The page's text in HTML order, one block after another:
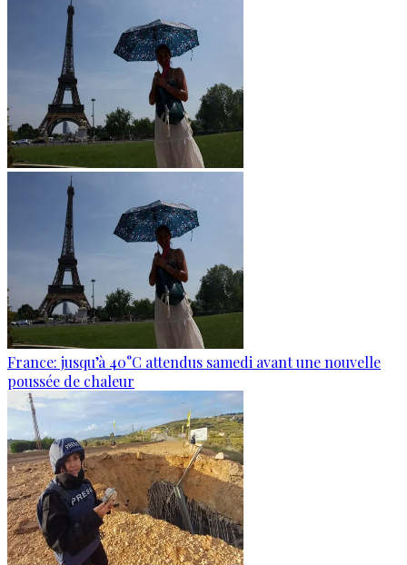
France: jusqu’à 40°C attendus samedi avant une nouvelle
poussée de chaleur